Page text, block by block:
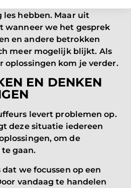
hebben. Maar uit
wanneer we het gesprek
en andere betrokken
meer mogelijk blijkt. Als
oplossingen kom je verder.
EN DENKEN
levert problemen op.
deze situatie iedereen
om de
gaan.
we focussen op een
vandaag te handelen